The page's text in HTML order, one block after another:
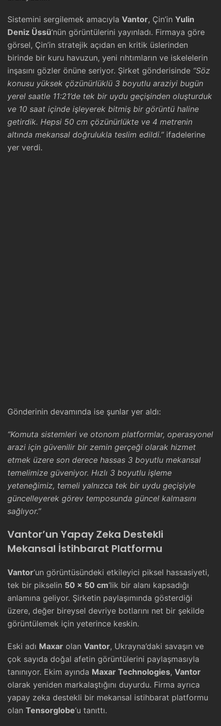
Sistemini sergilemek amacıyla Vantor, Çin’in Yulin
Deniz Üssü‘nün görüntülerini yayınladı. Firmaya göre
görsel, Çin’in stratejik açıdan en kritik üslerinden
birinde bir kuru havuzun, yeni rıhtımların ve iskelelerin
inşasını gözler önüne seriyor. Şirket gönderisinde “Söz
konusu yüksek çözünürlüklü 3 boyutlu araziyi bugün
yerel saatle 11:21’de tek bir uydu geçişinden oluşturduk
ve 10 saat içinde işleyerek bitmiş bir görüntü haline
getirdik. Hepsi 50 cm çözünürlükte ve 4 metrenin
altında mekansal doğrulukla teslim edildi.”ifadelerine
yer verdi.
Gönderinin devamında ise şunlar yer aldı:
“Komuta sistemleri ve otonom platformlar, operasyonel
arazi için güvenilir bir zemin gerçeği olarak hizmet
etmek üzere son derece hassas 3 boyutlu mekansal
temelimize güveniyor. Hızlı 3 boyutlu işleme
yeteneğimiz, temeli yalnızca tek bir uydu geçişiyle
güncelleyerek görev temposunda güncel kalmasını
sağlıyor.”
Vantor’un Yapay Zeka Destekli
Mekansal İstihbarat Platformu
Vantor‘un görüntüsündeki etkileyici piksel hassasiyeti,
tek bir pikselin 50 x 50 cm‘lik bir alanı kapsadığı
anlamına geliyor. Şirketin paylaşımında gösterdiği
üzere, değer bireysel devriye botlarını net bir şekilde
görüntülemek için yeterince keskin.
Eski adı Maxar olan Vantor, Ukrayna’daki savaşın ve
çok sayıda doğal afetin görüntülerini paylaşmasıyla
tanınıyor. Ekim ayında Maxar Technologies, Vantor
olarak yeniden markalaştığını duyurdu. Firma ayrıca
yapay zeka destekli bir mekansal istihbarat platformu
olan Tensorglobe‘u tanıttı.